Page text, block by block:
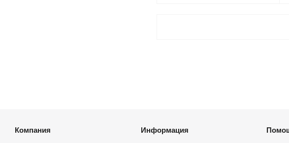
Компания Информация